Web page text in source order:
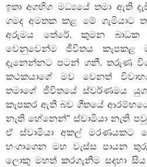
ඉතා අගහිග මධ්‍යයේ තමා ඇති
ගමද අමතක කළ මේ ගැමියාට
අරුමය තේරේ. කුමන
වෙනුවෙන්ම ජීවිතය කැපකළ
දැනෙන්නට පටන් ගනී. තරුණ
කථකයාගේ මව වෙනත්
තමාගේ ජීවිතයේ ස්වර්ණමය
කැපකර ඇති බව ගීතයේ
නැති හේනෙන්” ස්වාමියා නැති
ඒ ස්වාමියා අකල් මරණයකට
හංගාගෙන මහ වැස්ස පායන
ලොකු මහත් කරගැනීම සදහා